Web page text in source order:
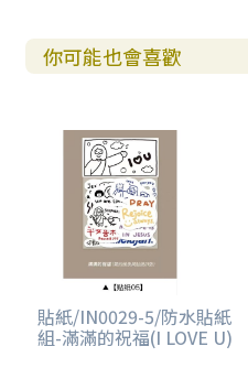
你可能也會喜歡
貼紙/IN0029-5/防水貼紙
組-滿滿的祝福(I LOVE U)